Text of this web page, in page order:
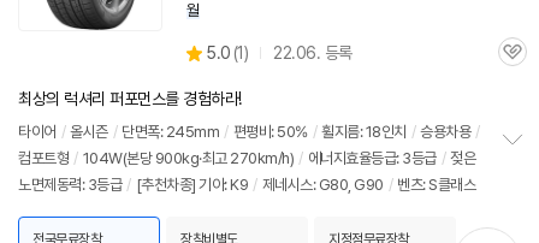
월
별
점
5.0 (상
리
뷰
1) 22.06. 등록
관
최상의 럭셔리 퍼포먼스를 경험하라!
타이어 / 올시즌 / 단면폭: 245mm / 편평비: 50% / 휠지름: 18인치 / 승용차용 /
컴포트형 / 104W(본당 900kg·최고 270km/h) / 에너지효율등급: 3등급 / 젖은
노면제동력: 3등급 / [추천차종] 기아: K9 / 제네시스: G80, G90 / 벤츠: S클래스
전국무료장착 장착비별도 지정점무료장착